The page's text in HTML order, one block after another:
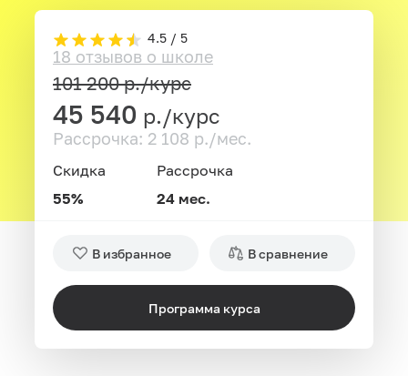
4.5 / 5
18 отзывов о школе
101 200р./курс
45 540 р./курс
Рассрочка: 2 108 р./мес.
Скидка
55%
Рассрочка
24 мес.
В избранное В сравнение
Программа курса